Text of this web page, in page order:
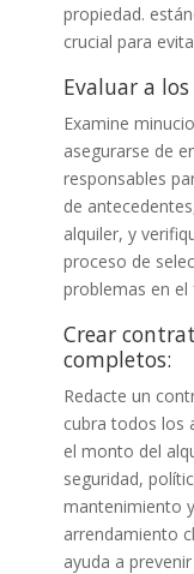
propiedad.
crucial para
Evaluar a
Examine
asegurarse de
responsables
de
alquiler, y
proceso de
problemas en el
Crear
completos:
Redacte un
cubra todos los
el monto del
seguridad,
mantenimiento
arrendamiento
ayuda a